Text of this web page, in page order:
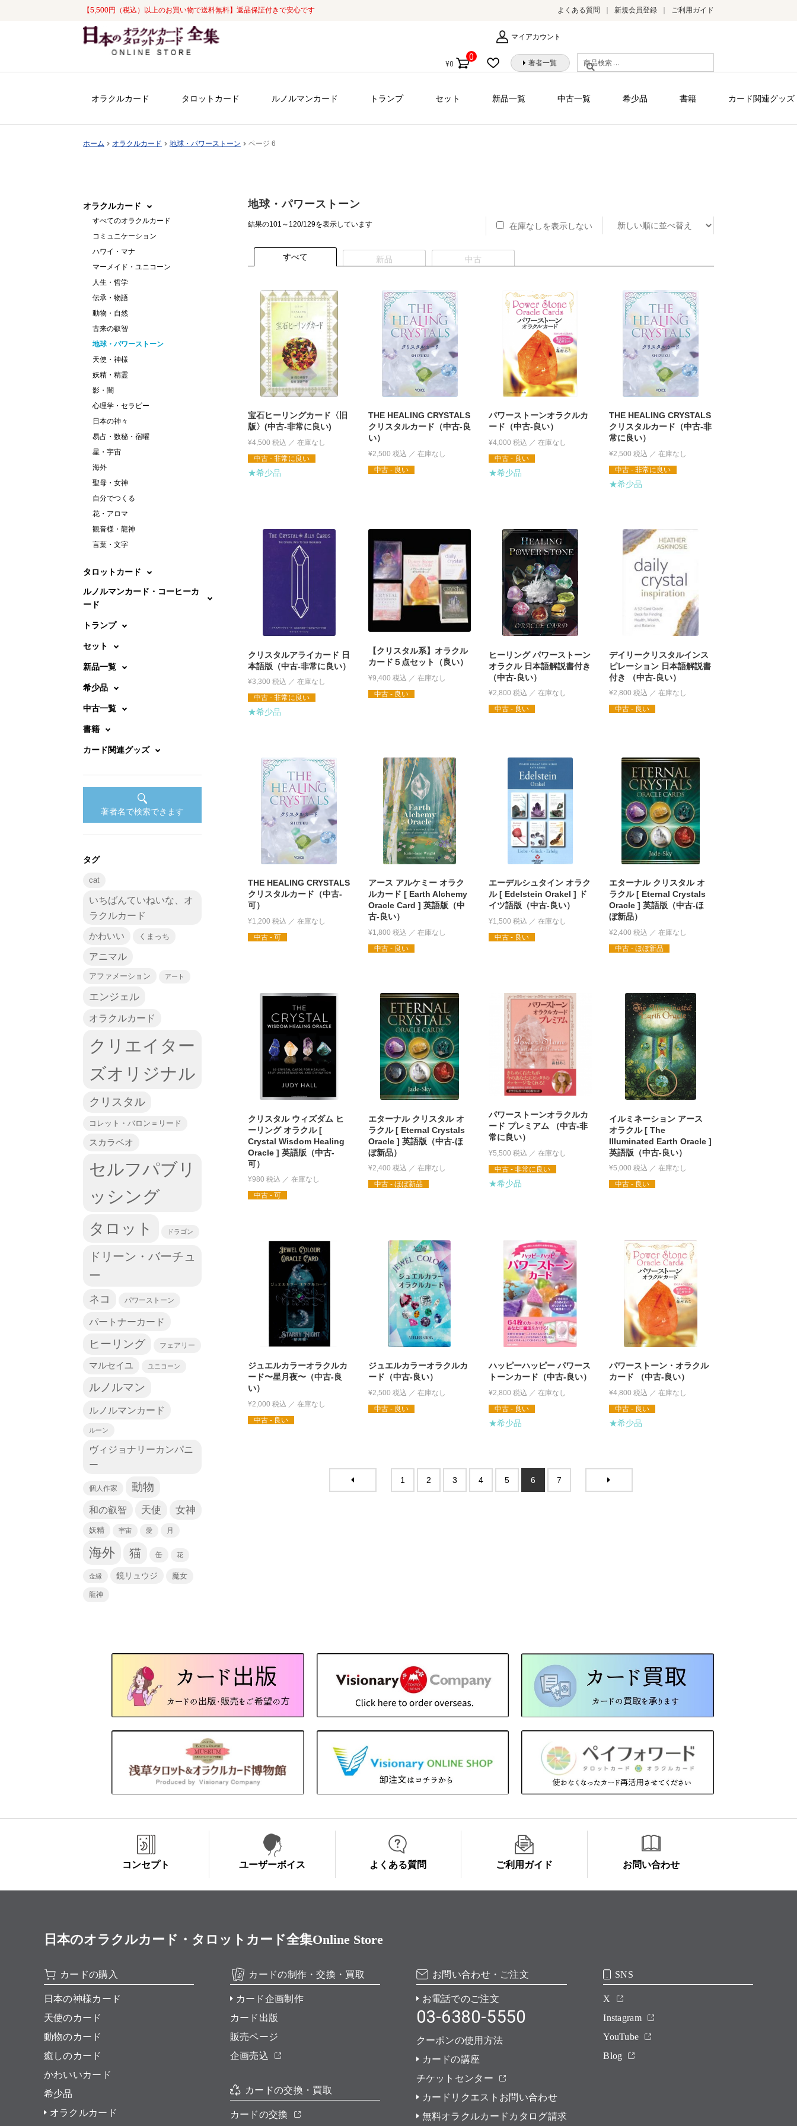
【5,500円（税込）以上のお買い物で送料無料】返品保証付きで安心です よくある質問 新規会員登録 ご利用ガイド
ナ
ビ
ン
コ
ン
ス
マイアカウント
検
索
象:
著者一覧
¥0
0
個
オラクルカード タロットカード ルノルマンカード トランプ セット 新品一覧 中古一覧 希少品 書籍 カード関連グッズ
ホーム オラクルカード 地球・パワーストーン ページ 6
地球・パワーストーン
結果の101～120/129を表示しています新
順
在庫なしを表示しない
すべて 新品 中古
宝石ヒーリングカード〈旧
版〉(中古-非常に良い)
¥4,500 税込
中古 - 非常に良い
★希少品
THE HEALING CRYSTALS
クリスタルカード（中古-良
い）
¥2,500 税込
中古 - 良い
パワーストーンオラクルカ
ード（中古-良い）
¥4,000 税込
中古 - 良い
★希少品
THE HEALING CRYSTALS
クリスタルカード（中古-非
常に良い）
¥2,500 税込
中古 - 非常に良い
★希少品
クリスタルアライカード 日
本語版（中古-非常に良い）
¥3,300 税込
中古 - 非常に良い
★希少品
【クリスタル系】オラクル
カード５点セット（良い）
¥9,400 税込
中古 - 良い
ヒーリング パワーストーン
オラクル 日本語解説書付き
（中古-良い）
¥2,800 税込
中古 - 良い
デイリークリスタルインス
ピレーション 日本語解説書
付き （中古-良い）
¥2,800 税込
中古 - 良い
THE HEALING CRYSTALS
クリスタルカード（中古-
可）
¥1,200 税込
中古 - 可
アース アルケミー オラク
ルカード [ Earth Alchemy
Oracle Card ] 英語版（中
古-良い）
¥1,800 税込
中古 - 良い
エーデルシュタイン オラク
ル [ Edelstein Orakel ] ド
イツ語版（中古-良い）
¥1,500 税込
中古 - 良い
エターナル クリスタル オ
ラクル [ Eternal Crystals
Oracle ] 英語版（中古-ほ
ぼ新品）
¥2,400 税込
中古 - ほぼ新品
クリスタル ウィズダム ヒ
ーリング オラクル [
Crystal Wisdom Healing
Oracle ] 英語版（中古-
可）
¥980 税込
中古 - 可
エターナル クリスタル オ
ラクル [ Eternal Crystals
Oracle ] 英語版（中古-ほ
ぼ新品）
¥2,400 税込
中古 - ほぼ新品
パワーストーンオラクルカ
ード プレミアム （中古-非
常に良い）
¥5,500 税込
中古 - 非常に良い
★希少品
イルミネーション アース
オラクル [ The
Illuminated Earth Oracle ]
英語版（中古-良い）
¥5,000 税込
中古 - 良い
ジュエルカラーオラクルカ
ード〜星月夜〜（中古-良
い）
¥2,000 税込
中古 - 良い
ジュエルカラーオラクルカ
ード（中古-良い）
¥2,500 税込
中古 - 良い
ハッピーハッピー パワース
トーンカード（中古-良い）
¥2,800 税込
中古 - 良い
★希少品
パワーストーン・オラクル
カード （中古-良い）
¥4,800 税込
中古 - 良い
★希少品
1 2 3 4 5 6 7
オラクルカード
すべてのオラクルカード
コミュニケーション
ハワイ・マナ
マーメイド・ユニコーン
人生・哲学
伝承・物語
動物・自然
古来の叡智
地球・パワーストーン
天使・神様
妖精・精霊
影・闇
心理学・セラピー
日本の神々
易占・数秘・宿曜
星・宇宙
海外
聖母・女神
自分でつくる
花・アロマ
観音様・龍神
言葉・文字
タロットカード
ルノルマンカード・コーヒーカ
ード
トランプ
セット
新品一覧
希少品
中古一覧
書籍
カード関連グッズ
著者名で検索できます
タグ
cat
いちばんていねいな、オ
ラクルカード
かわいい くまっち
アニマル
アファメーション アート
エンジェル
オラクルカード
クリエイター
ズオリジナル
クリスタル
コレット・バロン＝リード
スカラベオ
セルフパブリ
ッシング
タロット ドラゴン
ドリーン・バーチュ
ー
ネコ パワーストーン
パートナーカード
ヒーリング フェアリー
マルセイユ ユニコーン
ルノルマン
ルノルマンカード
ルーン
ヴィジョナリーカンパニ
ー
個人作家 動物
和の叡智 天使 女神
妖精 宇宙 愛 月
海外 猫 缶 花
金縁 鏡リュウジ 魔女
龍神
コンセプト ユーザーボイス よくある質問 ご利用ガイド お問い合わせ
日本のオラクルカード・タロットカード全集Online Store
カードの購入
日本の神様カード
天使のカード
動物のカード
癒しのカード
かわいいカード
希少品
オラクルカード
カードの制作・交換・買取
カード企画制作
カード出版
販売ページ
企画売込
カードの交換・買取
カードの交換
お問い合わせ・ご注文
お電話でのご注文
03-6380-5550
クーポンの使用方法
カードの講座
チケットセンター
カードリクエストお問い合わせ
無料オラクルカードカタログ請求
SNS
X
Instagram
YouTube
Blog